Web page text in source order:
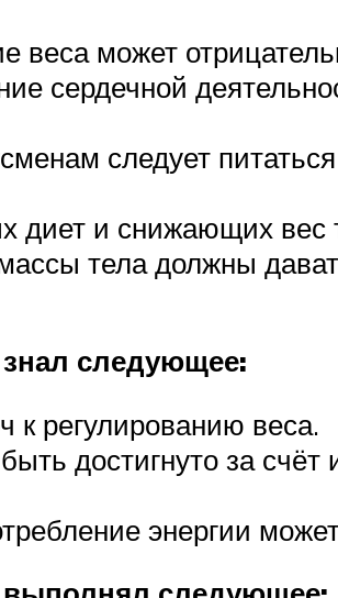
может
сердечной
следует
диет и снижающих вес
тела должны
следующее:
к регулированию веса.
достигнуто за
энергии